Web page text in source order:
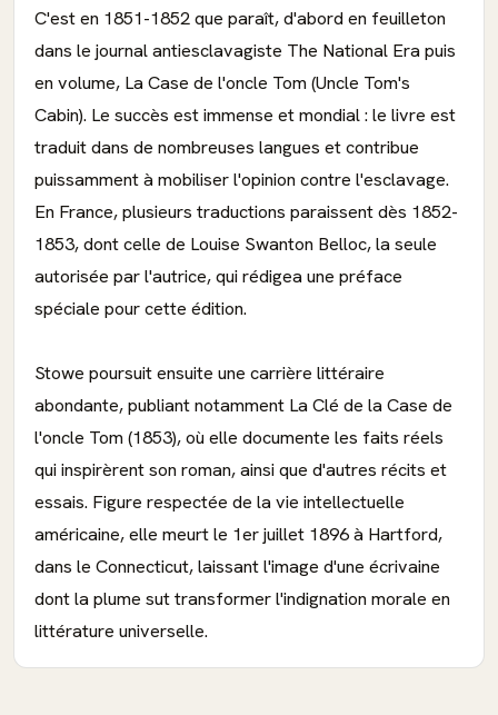
C'est en 1851-1852 que paraît, d'abord en feuilleton
dans le journal antiesclavagiste The National Era puis
en volume, La Case de l'oncle Tom (Uncle Tom's
Cabin). Le succès est immense et mondial : le livre est
traduit dans de nombreuses langues et contribue
puissamment à mobiliser l'opinion contre l'esclavage.
En France, plusieurs traductions paraissent dès 1852-
1853, dont celle de Louise Swanton Belloc, la seule
autorisée par l'autrice, qui rédigea une préface
spéciale pour cette édition.
Stowe poursuit ensuite une carrière littéraire
abondante, publiant notamment La Clé de la Case de
l'oncle Tom (1853), où elle documente les faits réels
qui inspirèrent son roman, ainsi que d'autres récits et
essais. Figure respectée de la vie intellectuelle
américaine, elle meurt le 1er juillet 1896 à Hartford,
dans le Connecticut, laissant l'image d'une écrivaine
dont la plume sut transformer l'indignation morale en
littérature universelle.